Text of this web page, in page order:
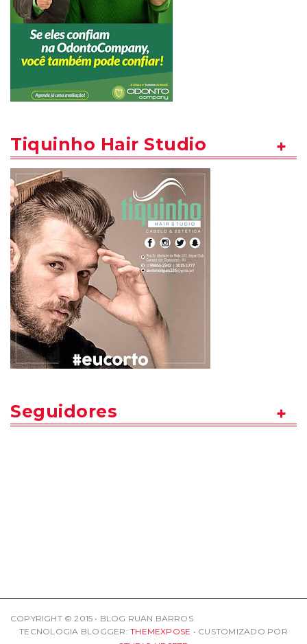
Tiquinho Hair Studio
Seguidores
COPYRIGHT © 2015 • BLOG RUAN BARROS
TECNOLOGIA BLOGGER:THEMEXPOSE • CUSTOMIZADO POR